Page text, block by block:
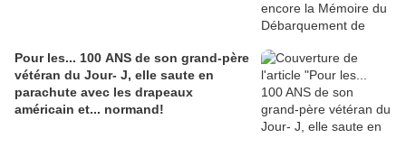
Pour les... 100 ANS de son grand-père
vétéran du Jour- J, elle saute en
parachute avec les drapeaux
américain et... normand!